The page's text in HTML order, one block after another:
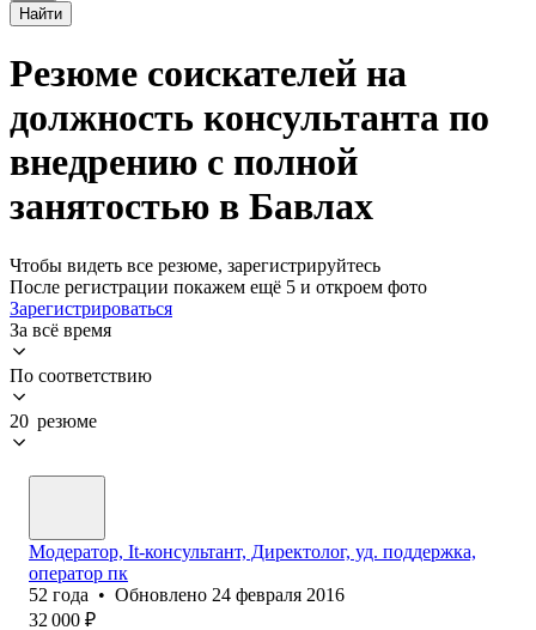
Найти
Резюме соискателей на
должность консультанта по
внедрению с полной
занятостью в Бавлах
Чтобы видеть все резюме, зарегистрируйтесь
После регистрации покажем ещё 5 и откроем фото
Зарегистрироваться
За всё время
По соответствию
20 резюме
Модератор, It-консультант, Директолог, уд. поддержка,
оператор пк
52 года • Обновлено 24 февраля 2016
32 000 ₽